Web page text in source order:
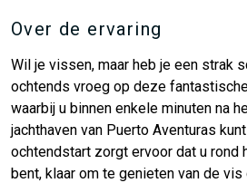
Over de ervaring
Wil je vissen, maar heb je een strak
ochtends vroeg op deze
waarbij u binnen enkele minuten na
jachthaven van Puerto Aventuras
ochtendstart zorgt ervoor dat u rond
bent, klaar om te genieten van de